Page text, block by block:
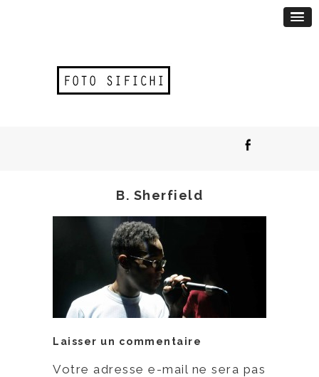
B. Sherfield
Laisser un commentaire
Votre adresse e-mail ne sera pas